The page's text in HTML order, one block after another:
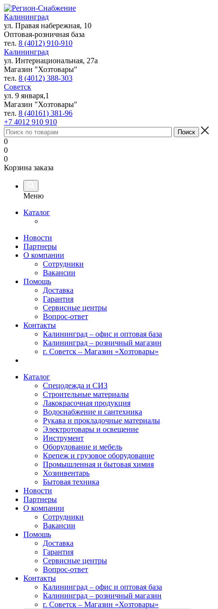
Калининград
ул. Правая набережная, 10
Оптовая-розничная база
тел. 8 (4012) 910-910
Калининград
ул. Интернациональная, 27а
Магазин "Хозтовары"
тел. 8 (4012) 388-303
Советск
ул. 9 января,1
Магазин "Хозтовары"
тел. 8 (40161) 381-96
+7 4012 910 910
0
0
0
Корзина заказа
Меню
Каталог
Новости
Партнеры
О компании
Сотрудники
Вакансии
Помощь
Доставка
Гарантия
Сервисные центры
Вопрос-ответ
Контакты
Калининград – офис и оптовая база
Калининград – розничный магазин
г. Советск – Магазин «Хозтовары»
Каталог
Спецодежда и СИЗ
Строительные материалы
Лакокрасочная продукция
Водоснабжение и сантехника
Рукава и прокладочные материалы
Электротовары и освещение
Инструмент
Оборудование и мебель
Крепеж и грузовое оборудование
Промышленная и бытовая химия
Хозинвентарь
Бытовая техника
Новости
Партнеры
О компании
Сотрудники
Вакансии
Помощь
Доставка
Гарантия
Сервисные центры
Вопрос-ответ
Контакты
Калининград – офис и оптовая база
Калининград – розничный магазин
г. Советск – Магазин «Хозтовары»